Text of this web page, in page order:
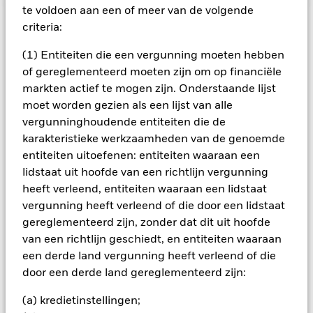
te voldoen aan een of meer van de volgende
criteria:
(1) Entiteiten die een vergunning moeten hebben
of gereglementeerd moeten zijn om op financiële
markten actief te mogen zijn. Onderstaande lijst
moet worden gezien als een lijst van alle
vergunninghoudende entiteiten die de
karakteristieke werkzaamheden van de genoemde
entiteiten uitoefenen: entiteiten waaraan een
lidstaat uit hoofde van een richtlijn vergunning
heeft verleend, entiteiten waaraan een lidstaat
vergunning heeft verleend of die door een lidstaat
gereglementeerd zijn, zonder dat dit uit hoofde
van een richtlijn geschiedt, en entiteiten waaraan
een derde land vergunning heeft verleend of die
door een derde land gereglementeerd zijn:
(a) kredietinstellingen;
BELANGRIJKE GEGEVENS: Kapitaalrisico.
zijn niet gegarandeerd. Beleggers verliezen mogelijk hun
oorspronkelijke inleg.
De waarde van aandelen en aandelengerelateerde effecten
kan worden beïnvloed door dagelijkse schommelingen op de
aandelenmarkten. Tot de andere factoren die van invloed zijn,
belangrijke gebeurtenissen in de bedrijven. Het Fonds kan
Fondsen uitsluiten die niet zijn onderworpen aan
ESGgerelateerde vereisten. Beleggers dienen daarom
voorafgaand aan een belegging in het Fonds een
persoonlijke ethische afweging te maken over de ESG-
een negatief effect hebben op de waarde van de beleggingen
van het Fonds in vergelijking met een fonds zonder een
dergelijke screening.
Alle aandelenklassen met valutahedging van dit fonds
gebruik van derivaten voor een aandelenklasse kan een